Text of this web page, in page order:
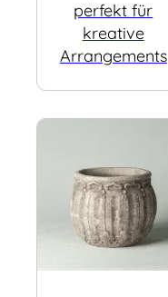
perfekt für
kreative
Arrangements